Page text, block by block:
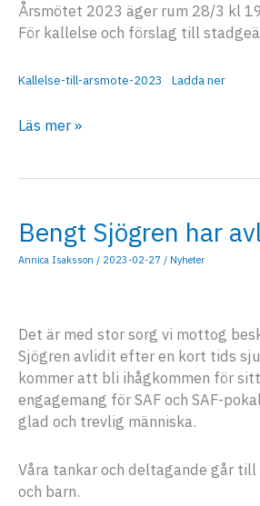
Årsmötet 2023 äger rum 28/3 kl
För kallelse och förslag till
Kallelse-till-arsmote-2023 Ladda ner
Kallelse
Läs mer »
Bengt Sjögren har
Annica Isaksson / 2023-02-27 / Nyheter
Det är med stor sorg vi mottog
Sjögren avlidit efter en kort tids
kommer att bli ihågkommen för
engagemang för SAF och SAF-
glad och trevlig människa.
Våra tankar och deltagande går
och barn.